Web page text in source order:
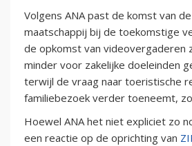
Volgens ANA past de komst van
maatschappij bij de toekomstige
de opkomst van videovergaderen
minder voor zakelijke doeleinden
terwijl de vraag naar toeristische
familiebezoek verder toeneemt,
Hoewel ANA het niet expliciet zo
een reactie op de oprichting van